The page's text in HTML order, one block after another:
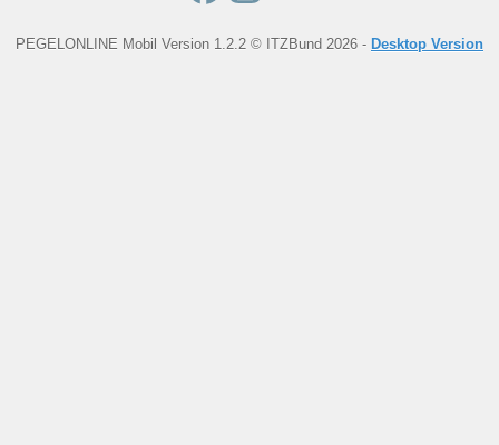
PEGELONLINE Mobil Version 1.2.2 © ITZBund 2026 - Desktop Version